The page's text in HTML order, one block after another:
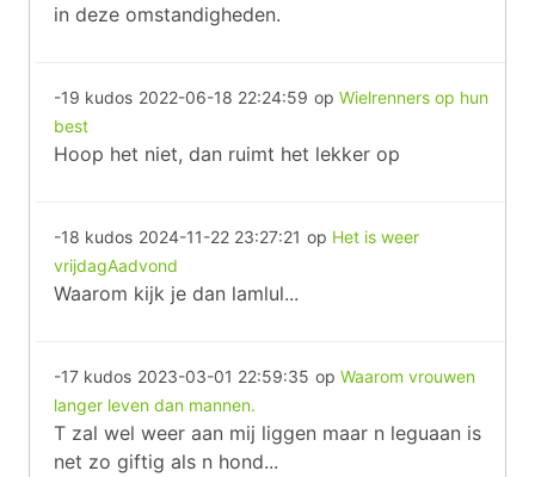
in deze omstandigheden.
-19 kudos 2022-06-18 22:24:59 op Wielrenners op hun
best
Hoop het niet, dan ruimt het lekker op
-18 kudos 2024-11-22 23:27:21 op Het is weer
vrijdagAadvond
Waarom kijk je dan lamlul...
-17 kudos 2023-03-01 22:59:35 op Waarom vrouwen
langer leven dan mannen.
T zal wel weer aan mij liggen maar n leguaan is
net zo giftig als n hond...